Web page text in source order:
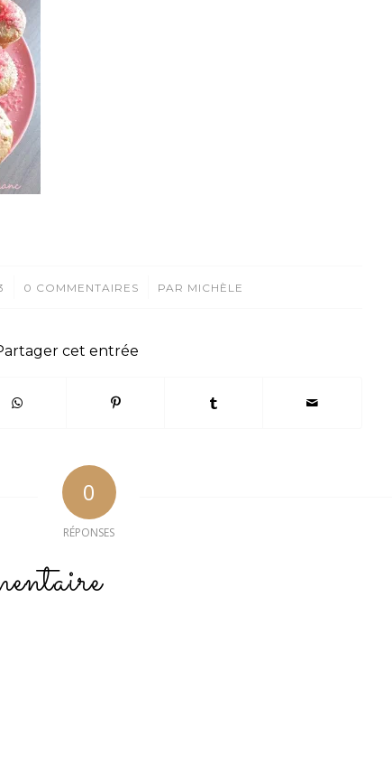
0 COMMENTAIRES
/ PAR MICHÈLE
cet entrée
0
RÉPONSES